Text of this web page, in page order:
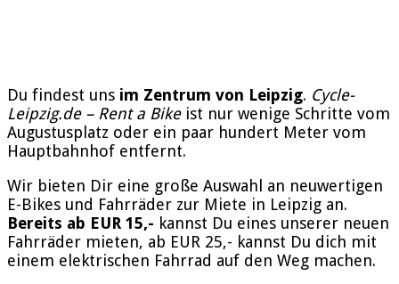
Du findest uns im Zentrum von Leipzig. Cycle-
Leipzig.de – Rent a Bikeist nur wenige Schritte vom
Augustusplatz oder ein paar hundert Meter vom
Hauptbahnhof entfernt.
Wir bieten Dir eine große Auswahl an neuwertigen
E-Bikes und Fahrräder zur Miete in Leipzig an.
Bereits ab EUR 15,- kannst Du eines unserer neuen
Fahrräder mieten, ab EUR 25,- kannst Du dich mit
einem elektrischen Fahrrad auf den Weg machen.